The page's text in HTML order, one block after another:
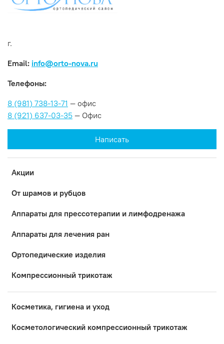
Акции
От шрамов и рубцов
Аппараты для прессотерапии и лимфодренажа
Аппараты для лечения ран
Ортопедические изделия
Компрессионный трикотаж
Косметика, гигиена и уход
Коcметологический компрессионный трикотаж
г.
Email: info@orto-nova.ru
Телефоны:
8 (981) 738-13-71 — офис
8 (921) 637-03-35 — Офис
Написать